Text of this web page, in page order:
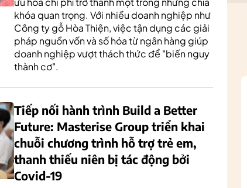
khóa quan trọng. Với nhiều doanh nghiệp như
Công ty gỗ Hòa Thiện, việc tận dụng các giải
pháp nguồn vốn và số hóa từ ngân hàng giúp
doanh nghiệp vượt thách thức để "biến nguy
thành cơ".
Tiếp nối hành trình Build a Better
Future: Masterise Group triển khai
chuỗi chương trình hỗ trợ trẻ em,
thanh thiếu niên bị tác động bởi
Covid-19